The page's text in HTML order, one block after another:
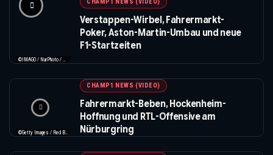
©IMAGO / NurPhoto / Beautiful Sports
Verstappen-Wirbel, Fahrermarkt-
Poker, Aston-Martin-Umbau und neue
F1-Startzeiten
©Getty Images / Red Bull / XPB Images
CHAMP1 NEWS (VIDEO)
Fahrermarkt-Beben, Hockenheim-
Hoffnung und RTL-Offensive am
Nürburgring